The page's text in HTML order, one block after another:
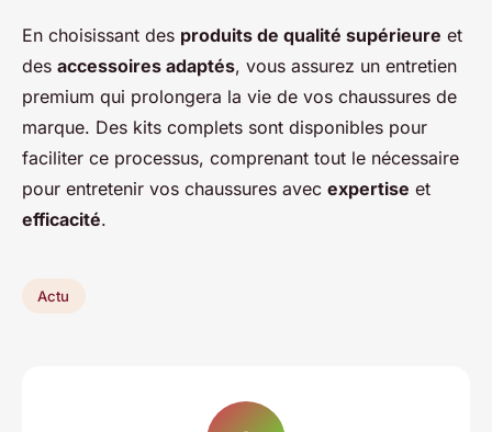
En choisissant des produits de qualité supérieure et
des accessoires adaptés, vous assurez un entretien
premium qui prolongera la vie de vos chaussures de
marque. Des kits complets sont disponibles pour
faciliter ce processus, comprenant tout le nécessaire
pour entretenir vos chaussures avec expertise et
efficacité.
Actu